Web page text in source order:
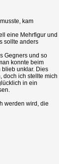
kam
eine Mehrfigur und
sollte anders
Gegners und so
konnte beim
unklar. Dies
doch ich stellte mich
in ein
werden wird, die